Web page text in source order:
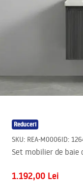
Reduceri
SKU: REA-M0006ID:
Set mobilier de baie
1.192,00 Lei